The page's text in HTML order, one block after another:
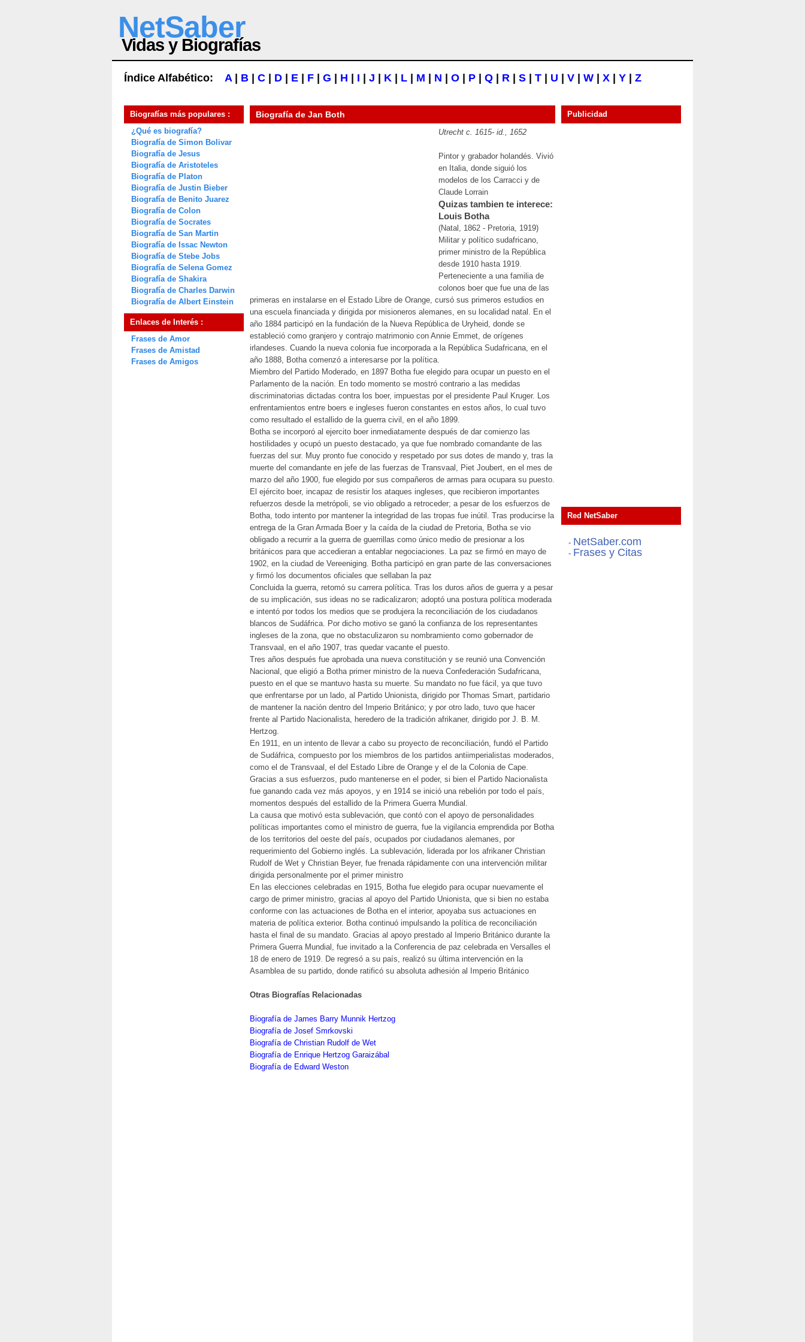
NetSaber
Vidas y Biografías
Índice Alfabético: A| B C D E F G H I J K L M N O P Q R S T U V W X Y Z
Biografías más populares :
¿Qué es biografía?
Biografía de Simon Bolivar
Biografía de Jesus
Biografía de Aristoteles
Biografía de Platon
Biografía de Justin Bieber
Biografía de Benito Juarez
Biografía de Colon
Biografía de Socrates
Biografía de San Martin
Biografía de Issac Newton
Biografía de Stebe Jobs
Biografía de Selena Gomez
Biografía de Shakira
Biografía de Charles Darwin
Biografía de Albert Einstein
Enlaces de Interés :
Frases de Amor
Frases de Amistad
Frases de Amigos
Biografía de Jan Both
Utrecht c. 1615- id., 1652
Pintor y grabador holandés. Vivió
en Italia, donde siguió los
modelos de los Carracci y de
Claude Lorrain
Quizas tambien te interece:
Louis Botha
(Natal, 1862 - Pretoria, 1919)
Militar y político sudafricano,
primer ministro de la República
desde 1910 hasta 1919.
Perteneciente a una familia de
colonos boer que fue una de las
primeras en instalarse en el Estado Libre de Orange, cursó sus primeros estudios en
una escuela financiada y dirigida por misioneros alemanes, en su localidad natal. En el
año 1884 participó en la fundación de la Nueva República de Uryheid, donde se
estableció como granjero y contrajo matrimonio con Annie Emmet, de orígenes
irlandeses. Cuando la nueva colonia fue incorporada a la República Sudafricana, en el
año 1888, Botha comenzó a interesarse por la política.
Miembro del Partido Moderado, en 1897 Botha fue elegido para ocupar un puesto en el
Parlamento de la nación. En todo momento se mostró contrario a las medidas
discriminatorias dictadas contra los boer, impuestas por el presidente Paul Kruger. Los
enfrentamientos entre boers e ingleses fueron constantes en estos años, lo cual tuvo
como resultado el estallido de la guerra civil, en el año 1899.
Botha se incorporó al ejercito boer inmediatamente después de dar comienzo las
hostilidades y ocupó un puesto destacado, ya que fue nombrado comandante de las
fuerzas del sur. Muy pronto fue conocido y respetado por sus dotes de mando y, tras la
muerte del comandante en jefe de las fuerzas de Transvaal, Piet Joubert, en el mes de
marzo del año 1900, fue elegido por sus compañeros de armas para ocupara su puesto.
El ejército boer, incapaz de resistir los ataques ingleses, que recibieron importantes
refuerzos desde la metrópoli, se vio obligado a retroceder; a pesar de los esfuerzos de
Botha, todo intento por mantener la integridad de las tropas fue inútil. Tras producirse la
entrega de la Gran Armada Boer y la caída de la ciudad de Pretoria, Botha se vio
obligado a recurrir a la guerra de guerrillas como único medio de presionar a los
británicos para que accedieran a entablar negociaciones. La paz se firmó en mayo de
1902, en la ciudad de Vereeniging. Botha participó en gran parte de las conversaciones
y firmó los documentos oficiales que sellaban la paz
Concluida la guerra, retomó su carrera política. Tras los duros años de guerra y a pesar
de su implicación, sus ideas no se radicalizaron; adoptó una postura política moderada
e intentó por todos los medios que se produjera la reconciliación de los ciudadanos
blancos de Sudáfrica. Por dicho motivo se ganó la confianza de los representantes
ingleses de la zona, que no obstaculizaron su nombramiento como gobernador de
Transvaal, en el año 1907, tras quedar vacante el puesto.
Tres años después fue aprobada una nueva constitución y se reunió una Convención
Nacional, que eligió a Botha primer ministro de la nueva Confederación Sudafricana,
puesto en el que se mantuvo hasta su muerte. Su mandato no fue fácil, ya que tuvo
que enfrentarse por un lado, al Partido Unionista, dirigido por Thomas Smart, partidario
de mantener la nación dentro del Imperio Británico; y por otro lado, tuvo que hacer
frente al Partido Nacionalista, heredero de la tradición afrikaner, dirigido por J. B. M.
Hertzog.
En 1911, en un intento de llevar a cabo su proyecto de reconciliación, fundó el Partido
de Sudáfrica, compuesto por los miembros de los partidos antiimperialistas moderados,
como el de Transvaal, el del Estado Libre de Orange y el de la Colonia de Cape.
Gracias a sus esfuerzos, pudo mantenerse en el poder, si bien el Partido Nacionalista
fue ganando cada vez más apoyos, y en 1914 se inició una rebelión por todo el país,
momentos después del estallido de la Primera Guerra Mundial.
La causa que motivó esta sublevación, que contó con el apoyo de personalidades
políticas importantes como el ministro de guerra, fue la vigilancia emprendida por Botha
de los territorios del oeste del país, ocupados por ciudadanos alemanes, por
requerimiento del Gobierno inglés. La sublevación, liderada por los afrikaner Christian
Rudolf de Wet y Christian Beyer, fue frenada rápidamente con una intervención militar
dirigida personalmente por el primer ministro
En las elecciones celebradas en 1915, Botha fue elegido para ocupar nuevamente el
cargo de primer ministro, gracias al apoyo del Partido Unionista, que si bien no estaba
conforme con las actuaciones de Botha en el interior, apoyaba sus actuaciones en
materia de política exterior. Botha continuó impulsando la política de reconciliación
hasta el final de su mandato. Gracias al apoyo prestado al Imperio Británico durante la
Primera Guerra Mundial, fue invitado a la Conferencia de paz celebrada en Versalles el
18 de enero de 1919. De regresó a su país, realizó su última intervención en la
Asamblea de su partido, donde ratificó su absoluta adhesión al Imperio Británico
Otras Biografías Relacionadas
Biografía de James Barry Munnik Hertzog
Biografía de Josef Smrkovski
Biografía de Christian Rudolf de Wet
Biografía de Enrique Hertzog Garaizábal
Biografía de Edward Weston
Publicidad
Red NetSaber
- NetSaber.com
- Frases y Citas